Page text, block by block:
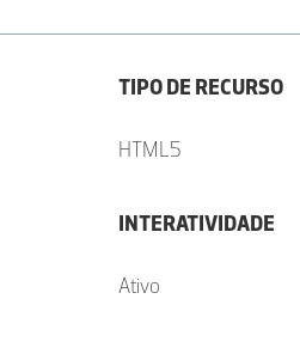
TIPO DE RECURSO
HTML5
INTERATIVIDADE
Ativo